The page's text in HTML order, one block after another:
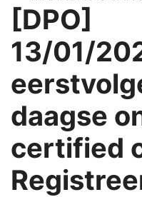
[DPO]
13/01/
daagse
certified